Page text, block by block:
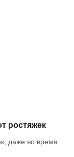
ростяжек
даже во время